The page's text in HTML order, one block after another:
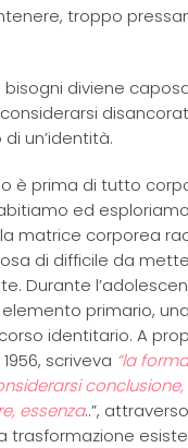
troppo
diviene
un’identità.
è prima di tutto
ed
matrice corporea
di difficile da
Durante
primario,
identitario. A
scriveva “la
conclusione,
essenza..”,
trasformazione